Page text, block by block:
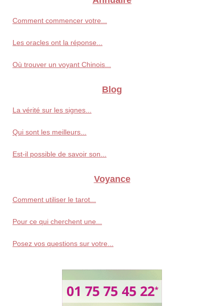
Comment commencer votre...
Les oracles ont la réponse...
Où trouver un voyant Chinois...
Blog
La vérité sur les signes...
Qui sont les meilleurs...
Est-il possible de savoir son...
Voyance
Comment utiliser le tarot...
Pour ce qui cherchent une...
Posez vos questions sur votre...